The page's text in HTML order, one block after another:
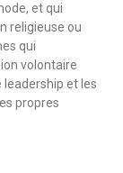
et qui
religieuse ou
qui
volontaire
leadership et les
propres